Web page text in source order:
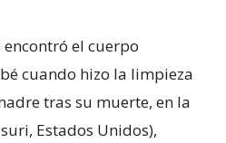
el cuerpo
cuando hizo la limpieza
tras su muerte, en la
Estados Unidos),